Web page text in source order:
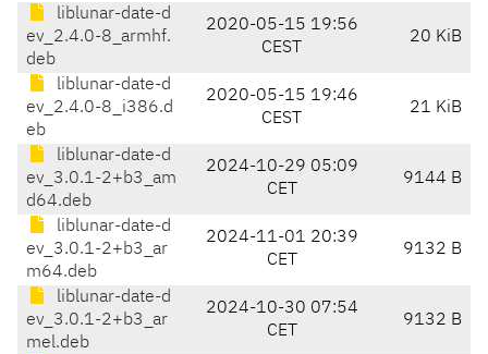
liblunar-date-d
ev_2.4.0-8_armhf.
deb
2020-05-15 19:56
CEST
20 KiB
liblunar-date-d
ev_2.4.0-8_i386.d
eb
2020-05-15 19:46
CEST
21 KiB
liblunar-date-d
ev_3.0.1-2+b3_am
d64.deb
2024-10-29 05:09
CET
9144 B
liblunar-date-d
ev_3.0.1-2+b3_ar
m64.deb
2024-11-01 20:39
CET
9132 B
liblunar-date-d
ev_3.0.1-2+b3_ar
mel.deb
2024-10-30 07:54
CET
9132 B